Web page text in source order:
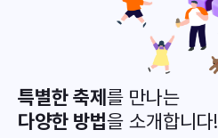
특별한 축제를 만나는
다양한 방법을 소개합니다!